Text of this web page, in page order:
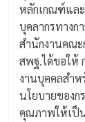
หลักเกณฑ์และ
บุคลากรทาง
สำนักงานคณ
สพฐ.ได้ขอให้
งานบุคคลสำ
นโยบายของก
คุณภาพให้เป็